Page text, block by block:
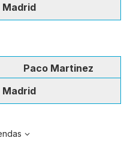
Madrid
Paco Martinez
Madrid